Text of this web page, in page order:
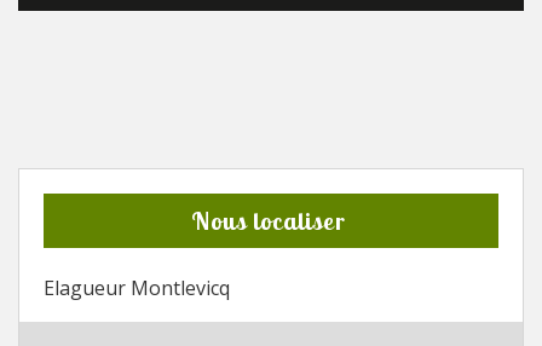
Nous localiser
Elagueur Montlevicq